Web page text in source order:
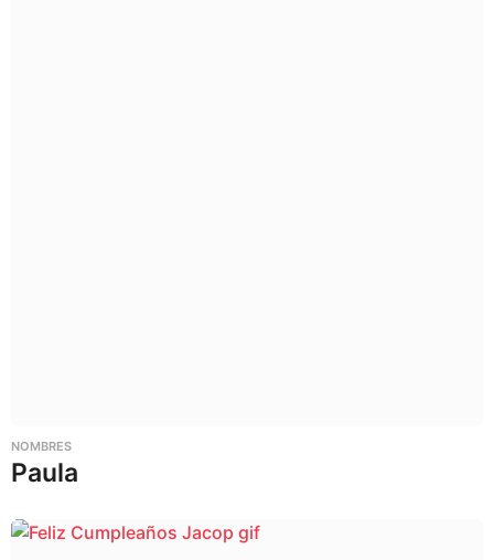
NOMBRES
Paula